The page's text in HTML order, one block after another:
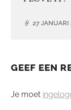
27 JANUARI
GEEF EEN
Je moet